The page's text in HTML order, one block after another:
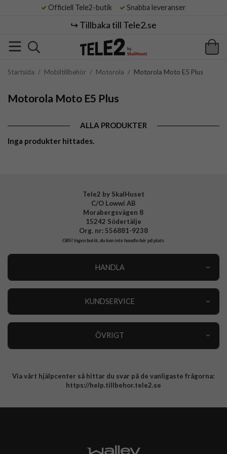
Officiell Tele2-butik Snabba leveranser
↪️ Tillbaka till Tele2.se
Startsida / Mobiltillbehör / Motorola / Motorola Moto E5 Plus
Motorola Moto E5 Plus
ALLA PRODUKTER
Inga produkter hittades.
Tele2 by SkalHuset
C/O Lowwi AB
Morabergsvägen 8
15242 Södertälje
Org. nr: 556881-9238
OBS!Ingen butik, du kan inte handla här på plats
HANDLA
KUNDSERVICE
ÖVRIGT
Integritetspolicy
Via vårt hjälpcenter så hittar du svar på de vanligaste frågorna:
https://help.tillbehor.tele2.se